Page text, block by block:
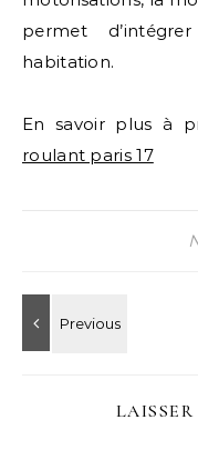
permet
habitation.
En savoir plus à
roulant paris 17